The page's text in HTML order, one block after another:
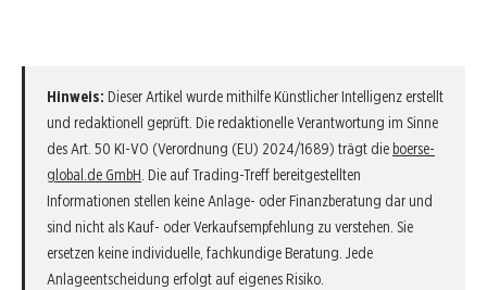
Hinweis: Dieser Artikel wurde mithilfe Künstlicher Intelligenz erstellt
und redaktionell geprüft. Die redaktionelle Verantwortung im Sinne
des Art. 50 KI-VO (Verordnung (EU) 2024/1689) trägt die boerse-
global.de GmbH. Die auf Trading-Treff bereitgestellten
Informationen stellen keine Anlage- oder Finanzberatung dar und
sind nicht als Kauf- oder Verkaufsempfehlung zu verstehen. Sie
ersetzen keine individuelle, fachkundige Beratung. Jede
Anlageentscheidung erfolgt auf eigenes Risiko.